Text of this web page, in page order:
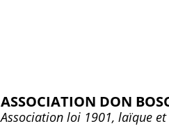
ASSOCIATION DON
Association loi 1901, laïque